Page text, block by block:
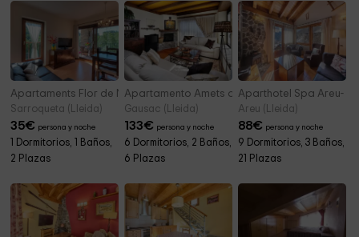
Apartaments Flor de Neu 6
Sarroqueta (Lleida)
35€ persona y noche
1 Dormitorios, 1 Baños,
2 Plazas
Apartamento Amets de Aran
Gausac (Lleida)
133€ persona y noche
6 Dormitorios, 2 Baños,
6 Plazas
Aparthotel Spa Areu-
Areu (Lleida)
88€ persona y noche
9 Dormitorios, 3 Baños,
21 Plazas